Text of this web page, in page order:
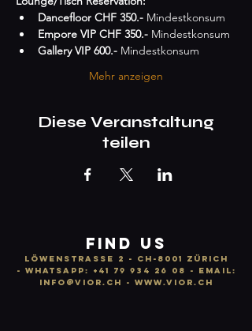
Dancefloor CHF 350.- Mindestkonsum
Empore VIP CHF 350.- Mindestkonsum
Gallery VIP 600.- Mindestkonsum
Mehr anzeigen
Diese Veranstaltung
teilen
FIND US
LÖWENSTRASSE 2 - CH-8001 ZÜRICH
- WhatsApp: +41 79 934 26 08
- email:
info @vior.ch - www.vior.ch